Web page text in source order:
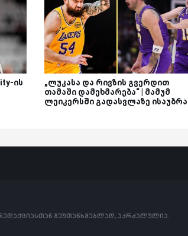
ის
„ლუკასა და რივზის გვერდით
თამაში დამეხმარება“ | მამუმ
ლეიკერსში გადასვლაზე ისაუბრა
შეუთანხმებლად, აკრძალულია.